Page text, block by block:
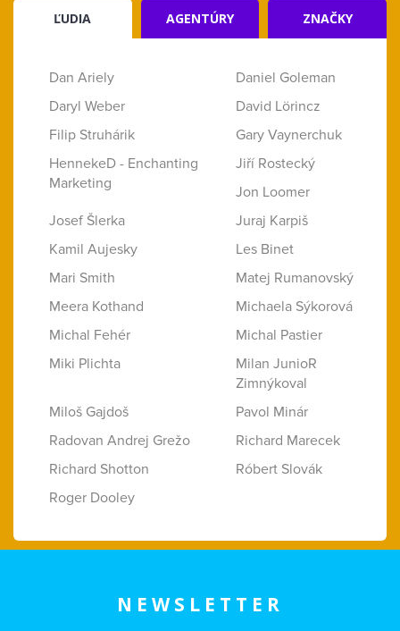
ĽUDIA AGENTÚRY ZNAČKY
Dan Ariely
Daniel Goleman
Daryl Weber
David Lörincz
Filip Struhárik
Gary Vaynerchuk
HennekeD - Enchanting
Marketing
Jiří Rostecký
Jon Loomer
Josef Šlerka
Juraj Karpiš
Kamil Aujesky
Les Binet
Mari Smith
Matej Rumanovský
Meera Kothand
Michaela Sýkorová
Michal Fehér
Michal Pastier
Miki Plichta
Milan JunioR
Zimnýkoval
Miloš Gajdoš
Pavol Minár
Radovan Andrej Grežo
Richard Marecek
Richard Shotton
Róbert Slovák
Roger Dooley
NEWSLETTER